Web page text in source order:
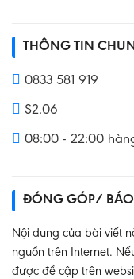
THÔNG TIN
0833 581 919
S2.06
08:00 - 22:00
ĐÓNG GÓP/
Nội dung của bài viết
nguồn trên Internet.
được đề cập trên